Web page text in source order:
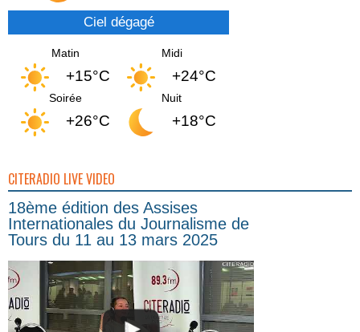
Ciel dégagé
Matin
+15°C
Midi
+24°C
Soirée
+26°C
Nuit
+18°C
CITERADIO LIVE VIDEO
18ème édition des Assises
Internationales du Journalisme de
Tours du 11 au 13 mars 2025